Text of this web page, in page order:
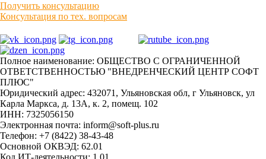
Получить консультацию
Консультация по тех. вопросам
Полное наименование: ОБЩЕСТВО С ОГРАНИЧЕННОЙ
ОТВЕТСТВЕННОСТЬЮ "ВНЕДРЕНЧЕСКИЙ ЦЕНТР СОФТ
ПЛЮС"
Юридический адрес: 432071, Ульяновская обл, г Ульяновск, ул
Карла Маркса, д. 13А, к. 2, помещ. 102
ИНН: 7325056150
Электронная почта: inform@soft-plus.ru
Телефон: +7 (8422) 38-43-48
Основной ОКВЭД: 62.01